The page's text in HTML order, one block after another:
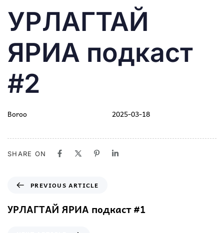
IN:
УРЛАГТАЙ
ЯРИА подкаст
#2
Boroo
on:
2025-03-18
SHARE ON
PREVIOUS ARTICLE
УРЛАГТАЙ ЯРИА подкаст #1